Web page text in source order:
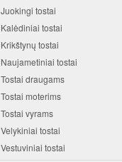
Juokingi tostai
Kalėdiniai tostai
Krikštynų tostai
Naujametiniai tostai
Tostai draugams
Tostai moterims
Tostai vyrams
Velykiniai tostai
Vestuviniai tostai